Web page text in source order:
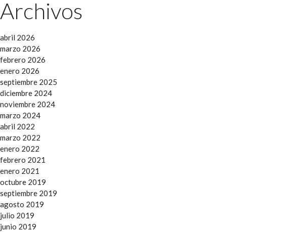
Archivos
abril 2026
marzo 2026
febrero 2026
enero 2026
septiembre 2025
diciembre 2024
noviembre 2024
marzo 2024
abril 2022
marzo 2022
enero 2022
febrero 2021
enero 2021
octubre 2019
septiembre 2019
agosto 2019
julio 2019
junio 2019